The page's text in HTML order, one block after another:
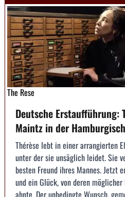
The Rese
Deutsche Erstaufführung:
Maintz in der
Thérèse lebt in einer arrangierten
unter der sie unsäglich leidet. Sie
besten Freund ihres Mannes. Jetzt
und ein Glück, von deren
ahnte. Der unbedingte Wunsch,